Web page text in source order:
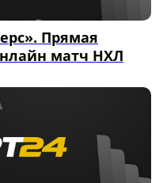
Прямая
матч НХЛ